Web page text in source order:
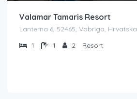
Valamar Tamaris Resort
Lanterna 6, 52465, Vabriga, Hrvatska
1
1 2 Resort